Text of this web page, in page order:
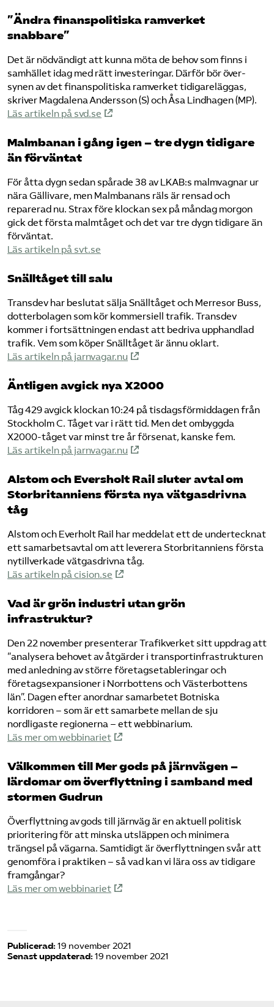
”Ändra finanspolitiska ramverket
snabbare”
Det är nödvändigt att kunna möta de behov som finns i
samhället idag med rätt investeringar. Därför bör över­
synen av det finans­politiska ramverket tidigare­läggas,
skriver Magdalena Andersson (S) och Åsa Lindhagen (MP).
Läs artikeln på svd.se
Malmbanan i gång igen – tre dygn tidigare
än förväntat
För åtta dygn sedan spårade 38 av LKAB:s malmvagnar ur
nära Gällivare, men Malmbanans räls är rensad och
reparerad nu. Strax före klockan sex på måndag morgon
gick det första malmtåget och det var tre dygn tidigare än
förväntat.
Läs artikeln på svt.se
Snälltåget till salu
Transdev har beslutat sälja Snälltåget och Merresor Buss,
dotterbolagen som kör kommersiell trafik. Transdev
kommer i fortsättningen endast att bedriva upphandlad
trafik. Vem som köper Snälltåget är ännu oklart.
Läs artikeln på jarnvagar.nu
Äntligen avgick nya X2000
Tåg 429 avgick klockan 10:24 på tisdagsförmiddagen från
Stockholm C. Tåget var i rätt tid. Men det ombyggda
X2000-tåget var minst tre år försenat, kanske fem.
Läs artikeln på jarnvagar.nu
Alstom och Eversholt Rail sluter avtal om
Storbritanniens första nya vätgasdrivna
tåg
Alstom och Everholt Rail har meddelat ett de undertecknat
ett samarbetsavtal om att leverera Storbritanniens första
nytillverkade vätgasdrivna tåg.
Läs artikeln på cision.se
Vad är grön industri utan grön
infrastruktur?
Den 22 november presenterar Trafikverket sitt uppdrag att
”analysera behovet av åtgärder i transportinfrastrukturen
med anledning av större företagsetableringar och
företagsexpansioner i Norrbottens och Västerbottens
län”. Dagen efter anordnar samarbetet Botniska
korridoren – som är ett samarbete mellan de sju
nordligaste regionerna – ett webbinarium.
Läs mer om webbinariet
Välkommen till Mer gods på järnvägen –
lärdomar om överflyttning i samband med
stormen Gudrun
Överflyttning av gods till järnväg är en aktuell politisk
prioritering för att minska utsläppen och minimera
trängsel på vägarna. Samtidigt är överflyttningen svår att
genomföra i praktiken – så vad kan vi lära oss av tidigare
framgångar?
Läs mer om webbinariet
Publicerad: 19 november 2021
Senast uppdaterad: 19 november 2021